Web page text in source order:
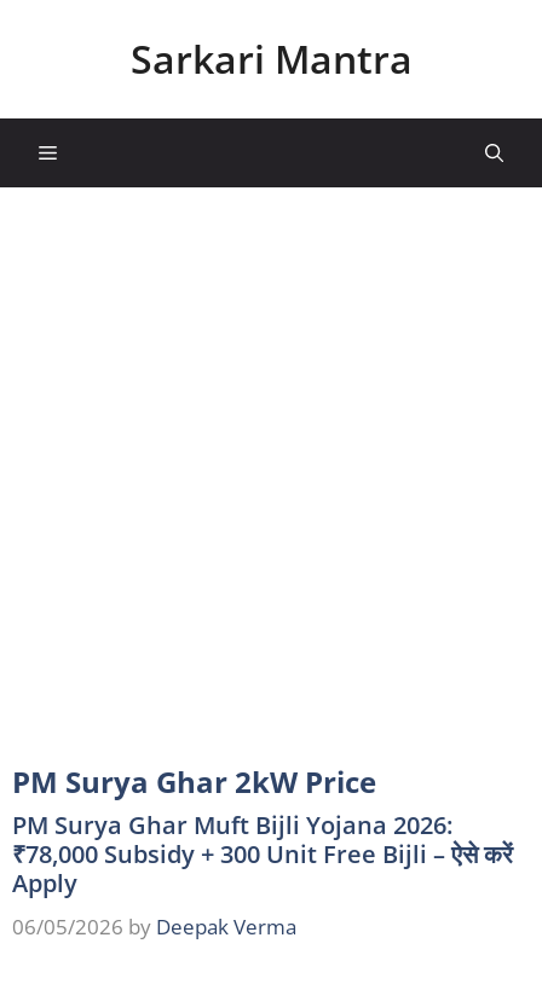
Sarkari Mantra
Menu
PM Surya Ghar 2kW Price
PM Surya Ghar Muft Bijli Yojana 2026:
₹78,000 Subsidy + 300 Unit Free Bijli – ऐसे करें
Apply
06/05/2026 by Deepak Verma